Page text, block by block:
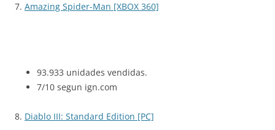
7. Amazing Spider-Man [XBOX 360]
93.933 unidades vendidas.
7/10 segun ign.com
8. Diablo III: Standard Edition [PC]